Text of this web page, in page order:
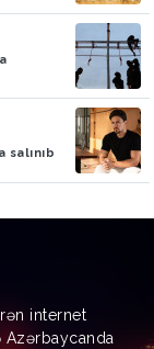
internet
Azərbaycanda